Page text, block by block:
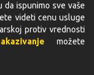
da ispunimo sve vaše
videti cenu usluge
protiv vrednosti
možete